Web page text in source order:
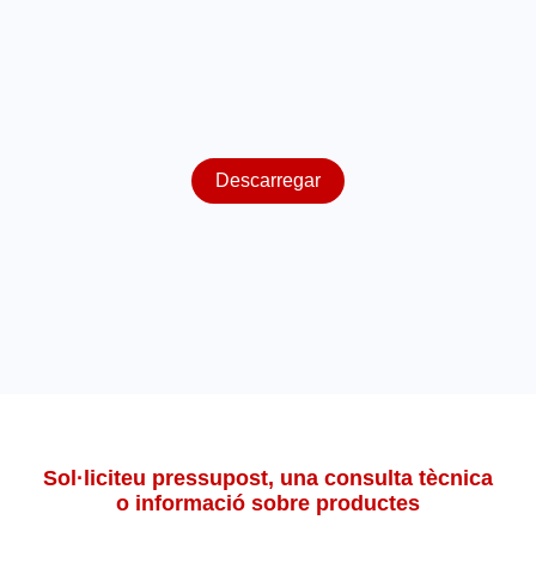
Descarregar
Sol·liciteu pressupost, una consulta tècnica
o informació sobre productes